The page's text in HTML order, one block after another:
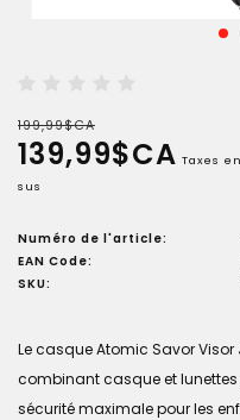
199,99$CA
139,99$CA Taxes en
sus
Numéro de l'article:
EAN Code:
SKU:
Le casque Atomic Savor Visor
combinant casque et
sécurité maximale pour les